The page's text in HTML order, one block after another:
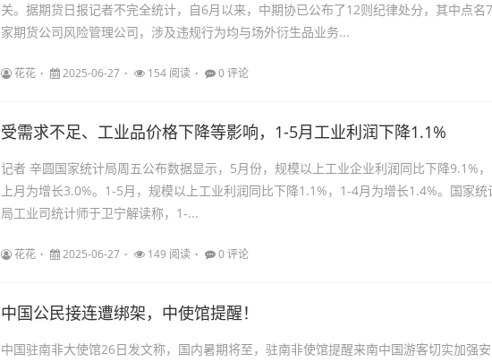
关。据期货日报记者不完全统计，自6月以来，中期协已公布了12则纪律处分，其中点名7
家期货公司风险管理公司，涉及违规行为均与场外衍生品业务...
花花 2025-06-27 154 阅读 0 评论
受需求不足、工业品价格下降等影响，1-5月工业利润下降1.1%
记者 辛圆国家统计局周五公布数据显示，5月份，规模以上工业企业利润同比下降9.1%，
上月为增长3.0%。1-5月，规模以上工业利润同比下降1.1%，1-4月为增长1.4%。国家统
局工业司统计师于卫宁解读称，1-...
花花 2025-06-27 149 阅读 0 评论
中国公民接连遭绑架，中使馆提醒！
中国驻南非大使馆26日发文称，国内暑期将至，驻南非使馆提醒来南中国游客切实加强安